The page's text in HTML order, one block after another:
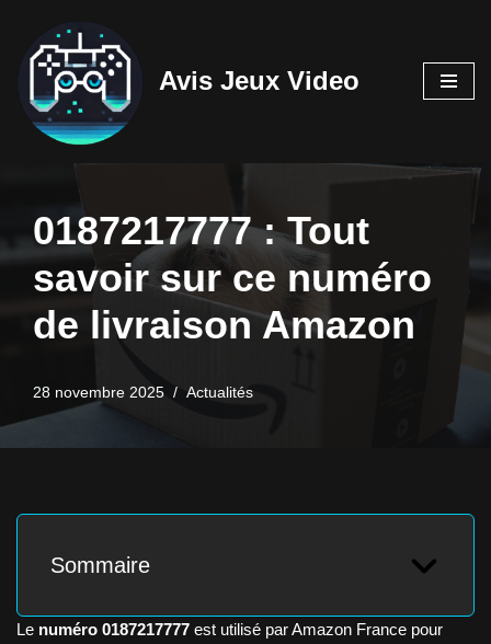
Aller
contenu
Avis Jeux Video
0187217777 : Tout
savoir sur ce numéro
de livraison Amazon
28 novembre 2025 Actualités
Sommaire
Le numéro 0187217777 est utilisé par Amazon France pour